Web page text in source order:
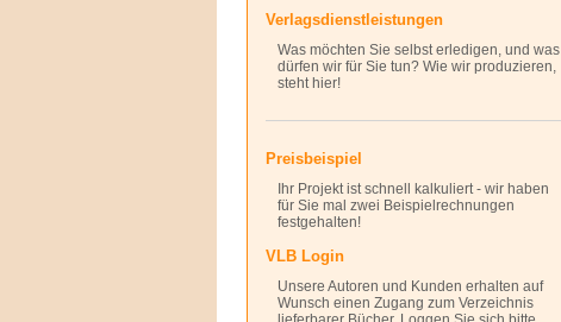
Verlagsdienstleistungen
Was möchten Sie selbst erledigen, und was
dürfen wir für Sie tun? Wie wir produzieren,
steht hier!
Preisbeispiel
Ihr Projekt ist schnell kalkuliert - wir haben
für Sie mal zwei Beispielrechnungen
festgehalten!
VLB Login
Unsere Autoren und Kunden erhalten auf
Wunsch einen Zugang zum Verzeichnis